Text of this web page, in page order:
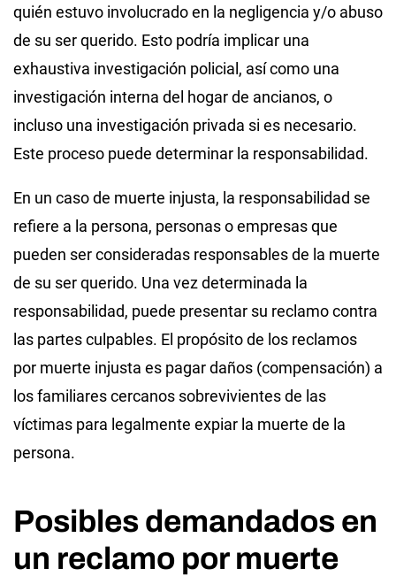
quién estuvo involucrado en la negligencia y/o abuso
de su ser querido. Esto podría implicar una
exhaustiva investigación policial, así como una
investigación interna del hogar de ancianos, o
incluso una investigación privada si es necesario.
Este proceso puede determinar la responsabilidad.
En un caso de muerte injusta, la responsabilidad se
refiere a la persona, personas o empresas que
pueden ser consideradas responsables de la muerte
de su ser querido. Una vez determinada la
responsabilidad, puede presentar su reclamo contra
las partes culpables. El propósito de los reclamos
por muerte injusta es pagar daños (compensación) a
los familiares cercanos sobrevivientes de las
víctimas para legalmente expiar la muerte de la
persona.
Posibles demandados en
un reclamo por muerte